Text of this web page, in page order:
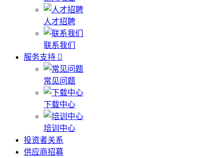
人才招聘
联系我们
服务支持
常见问题
下载中心
培训中心
投资者关系
供应商招募